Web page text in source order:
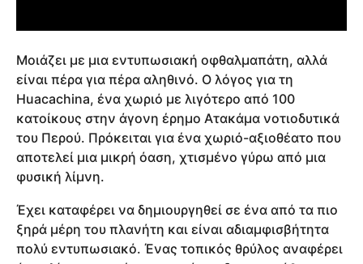
Μοιάζει με μια εντυπωσιακή οφθαλμαπάτη, αλλά
είναι πέρα για πέρα αληθινό. Ο λόγος για τη
Huacachina, ένα χωριό με λιγότερο από 100
κατοίκους στην άγονη έρημο Ατακάμα νοτιοδυτικά
του Περού. Πρόκειται για ένα χωριό-αξιοθέατο που
αποτελεί μια μικρή όαση, χτισμένο γύρω από μια
φυσική λίμνη.
Έχει καταφέρει να δημιουργηθεί σε ένα από τα πιο
ξηρά μέρη του πλανήτη και είναι αδιαμφισβήτητα
πολύ εντυπωσιακό. Ένας τοπικός θρύλος αναφέρει